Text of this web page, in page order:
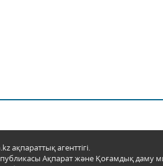
ақпараттық агенттігі.
Ақпарат және Қоғамдық даму